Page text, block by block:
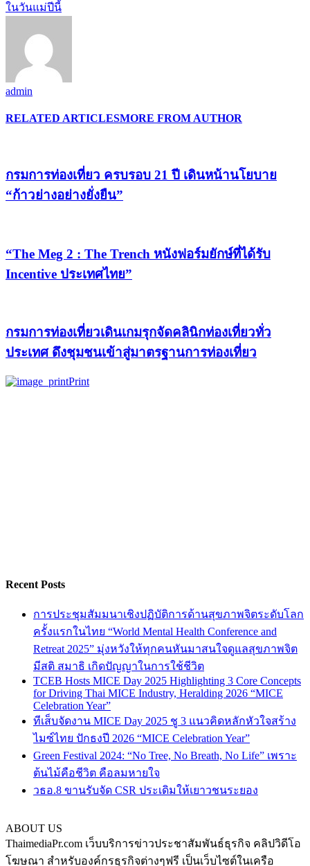
ในวันแม่ปีนี้
admin
RELATED ARTICLESMORE FROM AUTHOR
กรมการท่องเที่ยว ครบรอบ 21 ปี เดินหน้านโยบาย
“ก้าวย่างอย่างยั่งยืน”
“The Meg 2 : The Trench หนังฟอร์มยักษ์ที่ได้รับ
Incentive ประเทศไทย”
กรมการท่องเที่ยวเดินเกมรุกจัดคลินิกท่องเที่ยวทั่ว
ประเทศ ดึงชุมชนเข้าสู่มาตรฐานการท่องเที่ยว
Print
Recent Posts
การประชุมสัมมนาเชิงปฏิบัติการด้านสุขภาพจิตระดับโลก
ครั้งแรกในไทย “World Mental Health Conference and
Retreat 2025” มุ่งหวังให้ทุกคนหันมาสนใจดูแลสุขภาพจิต
มีสติ สมาธิ เกิดปัญญาในการใช้ชีวิต
TCEB Hosts MICE Day 2025 Highlighting 3 Core Concepts
for Driving Thai MICE Industry, Heralding 2026 “MICE
Celebration Year”
ทีเส็บจัดงาน MICE Day 2025 ชู 3 แนวคิดหลักหัวใจสร้าง
ไมซ์ไทย ปักธงปี 2026 “MICE Celebration Year”
Green Festival 2024: “No Tree, No Breath, No Life” เพราะ
ต้นไม้คือชีวิต คือลมหายใจ
วธอ.8 ขานรับจัด CSR ประเดิมให้เยาวชนระยอง
ABOUT US
ThaimediaPr.com เว็บบริการข่าวประชาสัมพันธ์ธุรกิจ คลิปวิดีโอ
โฆษณา สำหรับองค์กรธุรกิจต่างๆฟรี เป็นเว็บไซต์ในเครือ